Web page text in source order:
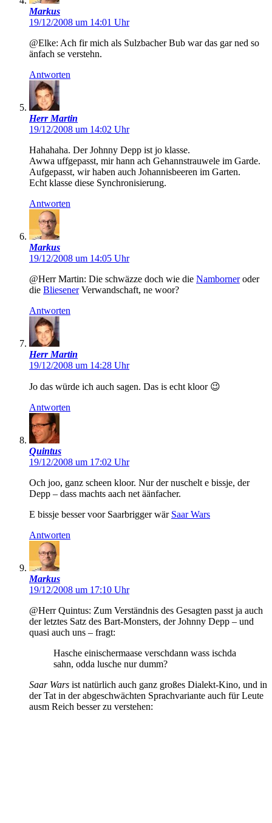
Markus
19/12/2008 um 14:01 Uhr
@Elke: Ach fir mich als Sulzbacher Bub war das gar ned so
änfach se verstehn.
Antworten
Herr Martin
19/12/2008 um 14:02 Uhr
Hahahaha. Der Johnny Depp ist jo klasse.
Awwa uffgepasst, mir hann ach Gehannstrauwele im Garde.
Aufgepasst, wir haben auch Johannisbeeren im Garten.
Echt klasse diese Synchronisierung.
Antworten
Markus
19/12/2008 um 14:05 Uhr
@Herr Martin: Die schwäzze doch wie die Namborneroder
die BliesenerVerwandschaft, ne woor?
Antworten
Herr Martin
19/12/2008 um 14:28 Uhr
Jo das würde ich auch sagen. Das is echt kloor 😉
Antworten
Quintus
19/12/2008 um 17:02 Uhr
Och joo, ganz scheen kloor. Nur der nuschelt e bissje, der
Depp – dass machts aach net äänfacher.
E bissje besser voor Saarbrigger wär Saar Wars
Antworten
Markus
19/12/2008 um 17:10 Uhr
@Herr Quintus: Zum Verständnis des Gesagten passt ja auch
der letztes Satz des Bart-Monsters, der Johnny Depp – und
quasi auch uns – fragt:
Hasche einischermaase verschdann wass ischda
sahn, odda lusche nur dumm?
Saar Wars ist natürlich auch ganz großes Dialekt-Kino, und in
der Tat in der abgeschwächten Sprachvariante auch für Leute
ausm Reich besser zu verstehen: